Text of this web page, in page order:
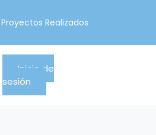
Proyectos Realizados
Inicio de
sesión